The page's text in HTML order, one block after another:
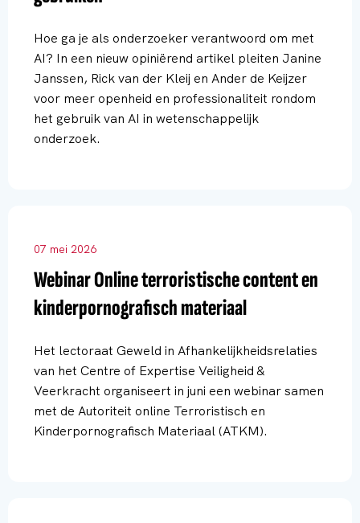
Hoe ga je als onderzoeker verantwoord om met
AI? In een nieuw opiniërend artikel pleiten Janine
Janssen, Rick van der Kleij en Ander de Keijzer
voor meer openheid en professionaliteit rondom
het gebruik van AI in wetenschappelijk
onderzoek.
07 mei 2026
Webinar Online terroristische content en
kinderpornografisch materiaal
Het lectoraat Geweld in Afhankelijkheidsrelaties
van het Centre of Expertise Veiligheid &
Veerkracht organiseert in juni een webinar samen
met de Autoriteit online Terroristisch en
Kinderpornografisch Materiaal (ATKM).